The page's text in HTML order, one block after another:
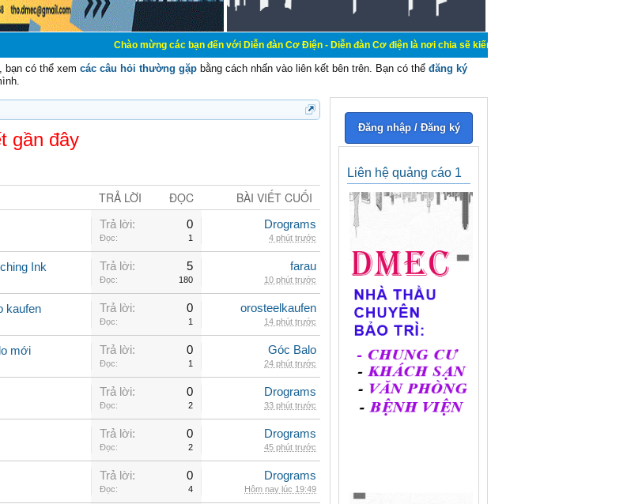
Chào mừng các bạn đến với Diễn đàn Cơ Điện - Diễn đàn Cơ điện là nơi chia sẽ kiến thức kinh nghiệm trong lãnh vực cơ
bạn có thể xem các câu hỏi thường gặp bằng cách nhấn vào liên kết bên trên. Bạn có thể đăng ký
gần đây
TRẢ LỜI ĐỌC BÀI VIẾT CUỐI
Trả lời: 0
Đọc: 1
Drograms
4 phút trước
Ink Trả lời: 5
Đọc: 180
farau
10 phút trước
kaufen Trả lời: 0
Đọc: 1
orosteelkaufen
14 phút trước
mới Trả lời: 0
Đọc: 1
Góc Balo
24 phút trước
Trả lời: 0
Đọc: 2
Drograms
33 phút trước
Trả lời: 0
Đọc: 2
Drograms
45 phút trước
Trả lời: 0
Đọc: 4
Drograms
Hôm nay lúc 19:49
Đăng nhập / Đăng ký
Liên hệ quảng cáo 1